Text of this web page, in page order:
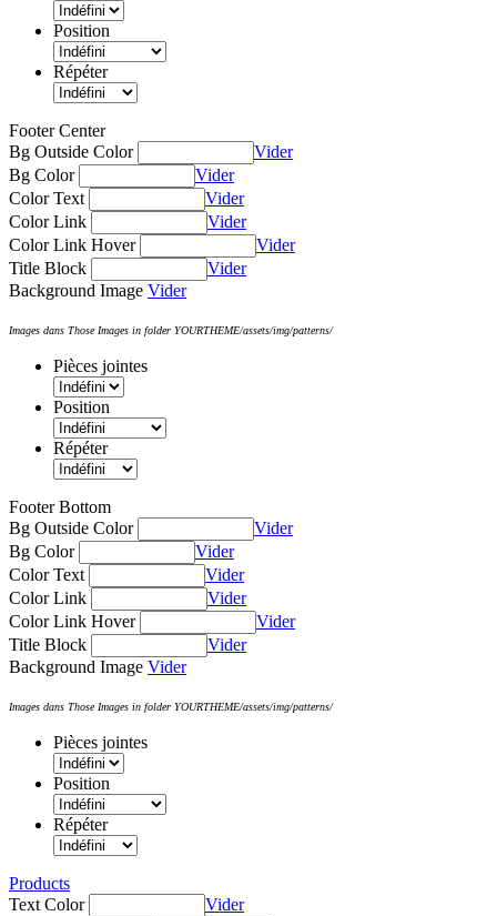
Position
Répéter
Footer Center
Bg Outside Color
Vider
Bg Color
Vider
Color Text
Vider
Color Link
Vider
Color Link Hover
Vider
Title Block
Vider
Background Image Vider
Images dans Those Images in folder YOURTHEME/assets/img/patterns/
Pièces jointes
Position
Répéter
Footer Bottom
Bg Outside Color
Vider
Bg Color
Vider
Color Text
Vider
Color Link
Vider
Color Link Hover
Vider
Title Block
Vider
Background Image Vider
Images dans Those Images in folder YOURTHEME/assets/img/patterns/
Pièces jointes
Position
Répéter
Products
Text Color
Vider